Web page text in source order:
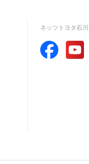
ネッツトヨタ石